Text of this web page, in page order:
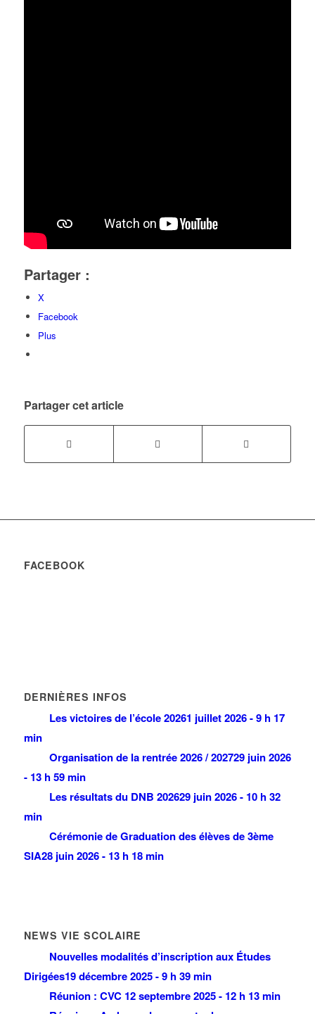
Partager :
X
Facebook
Plus
Partager cet article
FACEBOOK
DERNIÈRES INFOS
Les victoires de l’école 20261 juillet 2026 - 9 h 17
min
Organisation de la rentrée 2026 / 202729 juin 2026
- 13 h 59 min
Les résultats du DNB 202629 juin 2026 - 10 h 32
min
Cérémonie de Graduation des élèves de 3ème
SIA28 juin 2026 - 13 h 18 min
NEWS VIE SCOLAIRE
Nouvelles modalités d’inscription aux Études
Dirigées19 décembre 2025 - 9 h 39 min
Réunion : CVC 12 septembre 2025 - 12 h 13 min